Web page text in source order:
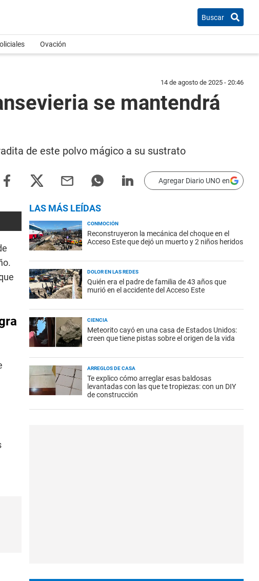
Buscar
Ovación
14 de agosto de 2025 - 20:46
se mantendrá
de este polvo mágico a su sustrato
Agregar Diario UNO en
LAS MÁS LEÍDAS
CONMOCIÓN
Reconstruyeron la mecánica del choque en el
Acceso Este que dejó un muerto y 2 niños heridos
DOLOR EN LAS REDES
Quién era el padre de familia de 43 años que
murió en el accidente del Acceso Este
CIENCIA
Meteorito cayó en una casa de Estados Unidos:
creen que tiene pistas sobre el origen de la vida
ARREGLOS DE CASA
Te explico cómo arreglar esas baldosas
levantadas con las que te tropiezas: con un DIY
de construcción